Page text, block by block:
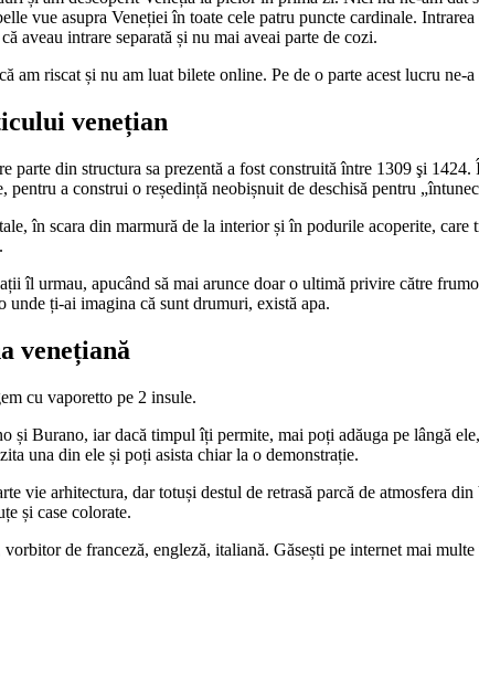
vue asupra Veneției în toate cele patru puncte cardinale.
aveau intrare separată și nu mai aveai parte de cozi.
am riscat și nu am luat bilete online. Pe de o parte acest lucru
venețian
parte din structura sa prezentă a fost construită între 1309 şi
pentru a construi o reședință neobișnuit de deschisă pentru
în scara din marmură de la interior și în podurile acoperite,
îl urmau, apucând să mai arunce doar o ultimă privire către
ți-ai imagina că sunt drumuri, există apa.
venețiană
cu vaporetto pe 2 insule.
și Burano, iar dacă timpul îți permite, mai poți adăuga pe lângă
una din ele și poți asista chiar la o demonstrație.
vie arhitectura, dar totuși destul de retrasă parcă de atmosfera
și case colorate.
de franceză, engleză, italiană. Găsești pe internet mai